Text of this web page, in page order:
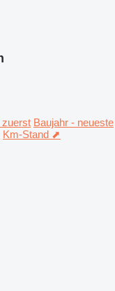
Baujahr - neueste
Km-Stand ⬈